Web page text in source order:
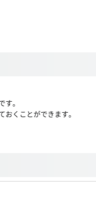
。
くことができます。